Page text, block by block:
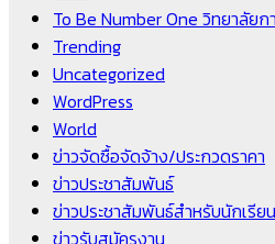
To Be Number One วิทยาลัย
Trending
Uncategorized
WordPress
World
ข่าวจัดซื้อจัดจ้าง/ประกวดราคา
ข่าวประชาสัมพันธ์
ข่าวประชาสัมพันธ์สำหรับนักเรีย
ข่าวรับสมัครงาน